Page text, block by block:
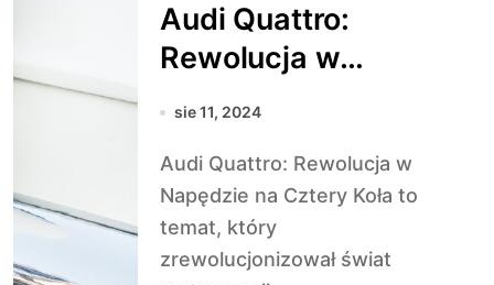
Audi Quattro:
Rewolucja w
Napędzie na
sie 11, 2024
Audi Quattro: Rewolucja w
Napędzie na Cztery Koła to
temat, który
zrewolucjonizował świat